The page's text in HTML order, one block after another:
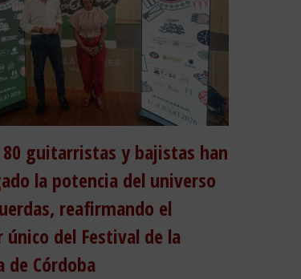
guitarristas y bajistas han
la potencia del universo
reafirmando el
único del Festival de la
de Córdoba